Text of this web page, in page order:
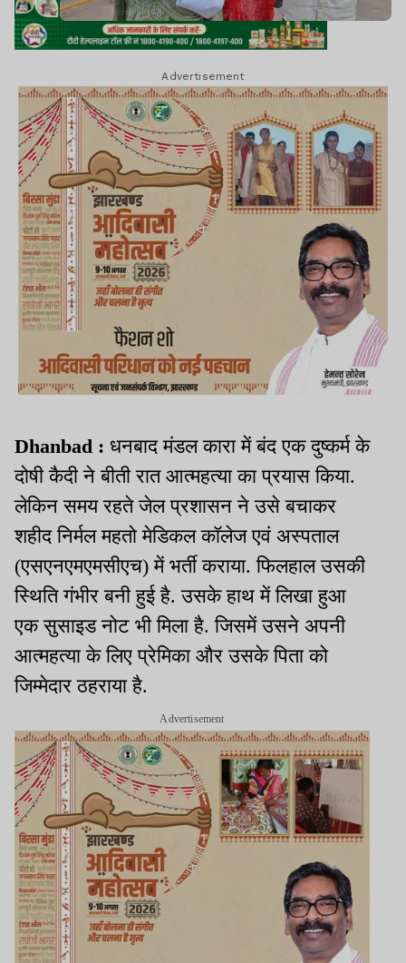
Advertisement
Dhanbad : धनबाद मंडल कारा में बंद एक दुष्कर्म के
दोषी कैदी ने बीती रात आत्महत्या का प्रयास किया.
लेकिन समय रहते जेल प्रशासन ने उसे बचाकर
शहीद निर्मल महतो मेडिकल कॉलेज एवं अस्पताल
(एसएनएमएमसीएच) में भर्ती कराया. फिलहाल उसकी
स्थिति गंभीर बनी हुई है. उसके हाथ में लिखा हुआ
एक सुसाइड नोट भी मिला है. जिसमें उसने अपनी
आत्महत्या के लिए प्रेमिका और उसके पिता को
जिम्मेदार ठहराया है.
Advertisement